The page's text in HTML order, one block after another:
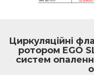
Циркуляційні
ротором EGO
систем